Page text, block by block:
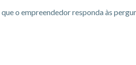
o empreendedor responda às